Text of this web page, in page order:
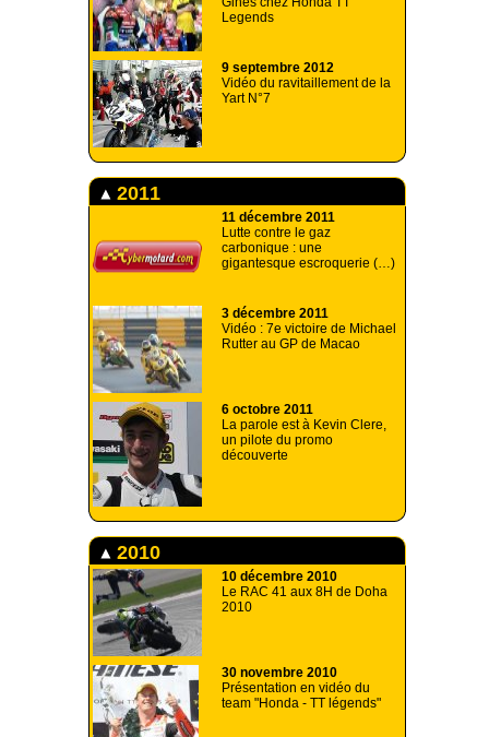
Legends
9 septembre 2012
Vidéo du ravitaillement de la
Yart N°7
2011
11 décembre 2011
Lutte contre le gaz
carbonique : une
gigantesque escroquerie (…)
3 décembre 2011
Vidéo : 7e victoire de Michael
Rutter au GP de Macao
6 octobre 2011
La parole est à Kevin Clere,
un pilote du promo
découverte
2010
10 décembre 2010
Le RAC 41 aux 8H de Doha
2010
30 novembre 2010
Présentation en vidéo du
team "Honda - TT légends"